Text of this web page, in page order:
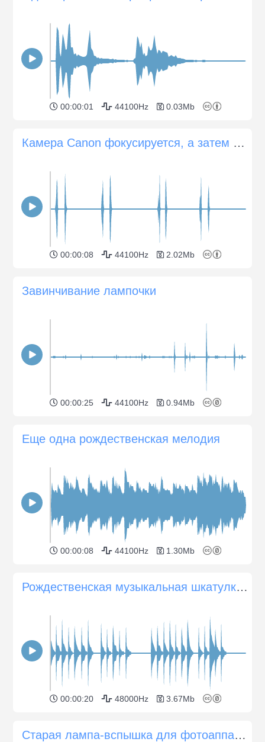
00:00:01 44100Hz 0.03Mb
Камера Canon фокусируется, а затем делает несколько снимков
00:00:08 44100Hz 2.02Mb
Завинчивание лампочки
00:00:25 44100Hz 0.94Mb
Еще одна рождественская мелодия
00:00:08 44100Hz 1.30Mb
Рождественская музыкальная шкатулка 01
00:00:20 48000Hz 3.67Mb
Старая лампа-вспышка для фотоаппарата